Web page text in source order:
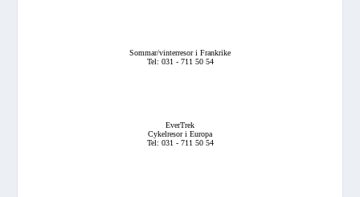
Sommar/vinterresor i Frankrike
Tel: 031 - 711 50 54
EverTrek
Cykelresor i Europa
Tel: 031 - 711 50 54